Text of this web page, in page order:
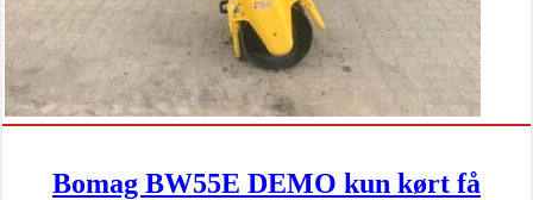
Bomag BW55E DEMO kun kørt få